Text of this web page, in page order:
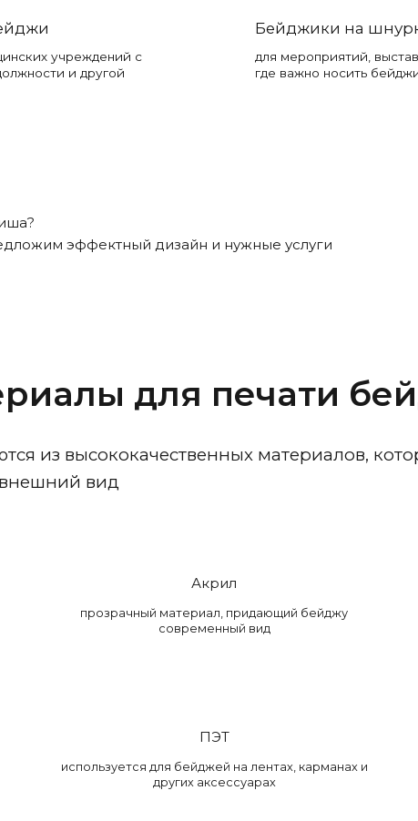
учреждений с
и другой
Бейджики на
для мероприятий,
где важно носить
эффектный дизайн и нужные услуги
для печати
из высококачественных материалов,
вид
Акрил
прозрачный материал, придающий бейджу
современный вид
ПЭТ
используется для бейджей на лентах, карманах и
других аксессуарах